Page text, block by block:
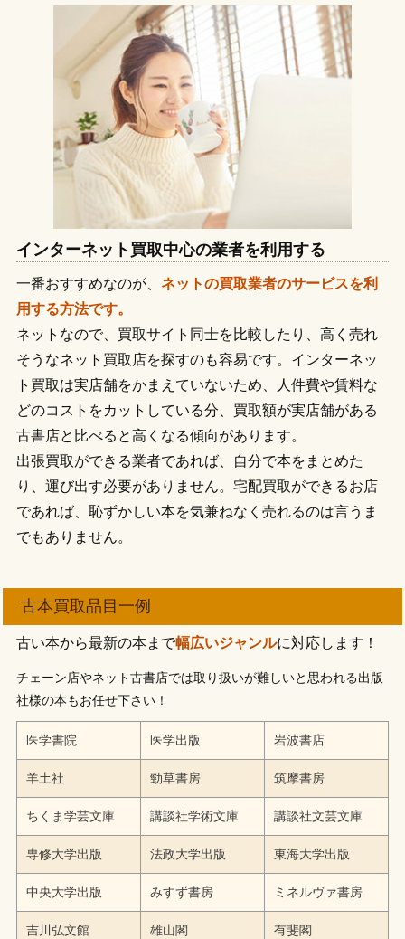
インターネット買取中心の業者を利用する
一番おすすめなのが、 ネットの買取業者のサービスを利
用する方法です。
ネットなので、買取サイト同士を比較したり、高く売れ
そうなネット買取店を探すのも容易です。インターネッ
ト買取は実店舗をかまえていないため、人件費や賃料な
どのコストをカットしている分、買取額が実店舗がある
古書店と比べると高くなる傾向があります。
出張買取ができる業者であれば、自分で本をまとめた
り、運び出す必要がありません。宅配買取ができるお店
であれば、恥ずかしい本を気兼ねなく売れるのは言うま
でもありません。
古本買取品目一例
古い本から最新の本まで幅広いジャンルに対応します！
チェーン店やネット古書店では取り扱いが難しいと思われる出版
社様の本もお任せ下さい！
医学書院 医学出版 岩波書店
羊土社 勁草書房 筑摩書房
ちくま学芸文庫 講談社学術文庫 講談社文芸文庫
専修大学出版 法政大学出版 東海大学出版
中央大学出版 みすず書房 ミネルヴァ書房
吉川弘文館 雄山閣 有斐閣